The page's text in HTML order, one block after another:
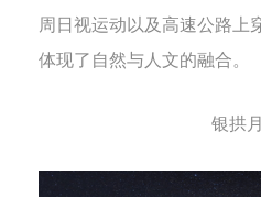
周日视运动以及高速公路上
体现了自然与人文的融合。
银拱